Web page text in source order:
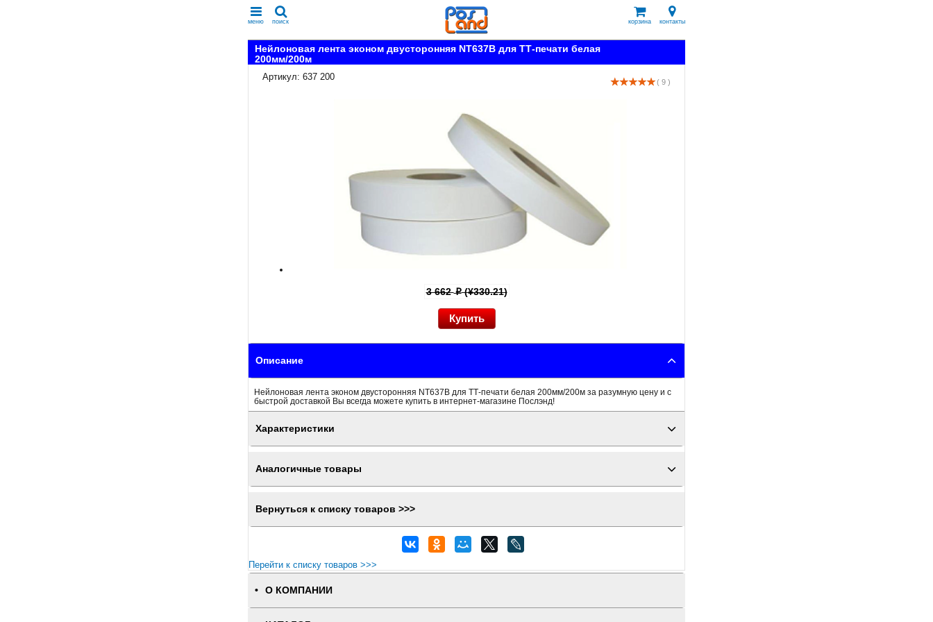
меню поиск корзина контакты
Нейлоновая лента эконом двусторонняя NT637B для ТТ-печати белая
200мм/200м
Артикул: 637 200
( 9 )
3 662p(¥330.21)
Описание
Нейлоновая лента эконом двусторонняя NT637B для ТТ-печати белая 200мм/200м за разумную цену и с
быстрой доставкой Вы всегда можете купить в интернет-магазине Послэнд!
Характеристики
Аналогичные товары
Вернуться к списку товаров >>>
Перейти к списку товаров >>>
О КОМПАНИИ